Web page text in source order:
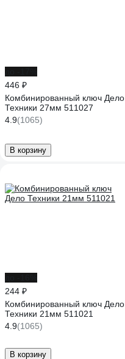
446 ₽
Комбинированный ключ Дело
Техники 27мм 511027
4.9(1065)
В корзину
244 ₽
Комбинированный ключ Дело
Техники 21мм 511021
4.9(1065)
В корзину